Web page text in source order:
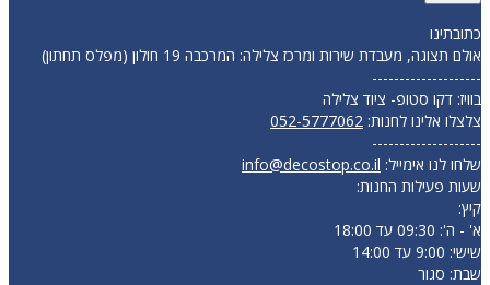
כתובתינו
אולם תצוגה, מעבדת שירות ומרכז צלילה: המרכבה 19 חולון (מפלס תחתון)
--------------------
בוויז: דקו סטופ- ציוד צלילה
צלצלו אלינו לחנות: 052-5777062
--------------------
שלחו לנו אימייל: info@decostop.co.il
שעות פעילות החנות:
קיץ:
א' - ה': 09:30 עד 18:00
שישי: 9:00 עד 14:00
שבת: סגור